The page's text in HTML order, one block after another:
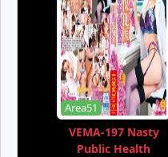
Area51
VEMA-197 Nasty
Public Health